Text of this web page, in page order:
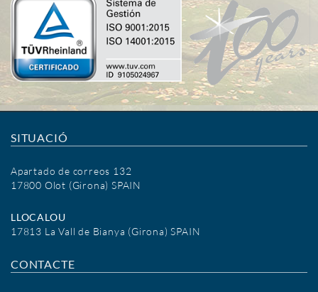
SITUACIÓ
Apartado de correos 132
17800 Olot (Girona) SPAIN
LLOCALOU
17813 La Vall de Bianya (Girona) SPAIN
CONTACTE